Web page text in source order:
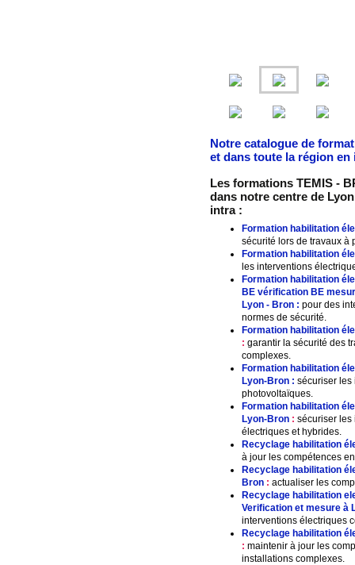
Notre catalogue de
et dans toute la région
Les formations TEMIS -
dans notre centre de
intra :
Formation habilitation
sécurité lors de travaux à
Formation habilitation
les interventions
Formation habilitation
BE vérification BE
Lyon - Bron : pour des
normes de sécurité.
Formation habilitation
: garantir la sécurité des
complexes.
Formation habilitation
Lyon-Bron : sécuriser les
photovoltaïques.
Formation habilitation
Lyon-Bron : sécuriser les
électriques et hybrides.
Recyclage habilitation
à jour les compétences
Recyclage habilitation
Bron : actualiser les
Recyclage habilitation
Verification et mesure à
interventions électriques
Recyclage habilitation
: maintenir à jour les
installations complexes.